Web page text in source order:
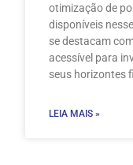
otimização de
disponíveis
se destacam
acessível para
seus horizontes
LEIA MAIS »